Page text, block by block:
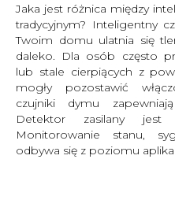
Jaka jest różnica między
tradycyjnym? Inteligentny
Twoim domu ulatnia się
daleko. Dla osób często
lub stale cierpiących z
mogły pozostawić
czujniki dymu
Detektor zasilany jest
Monitorowanie stanu,
odbywa się z poziomu